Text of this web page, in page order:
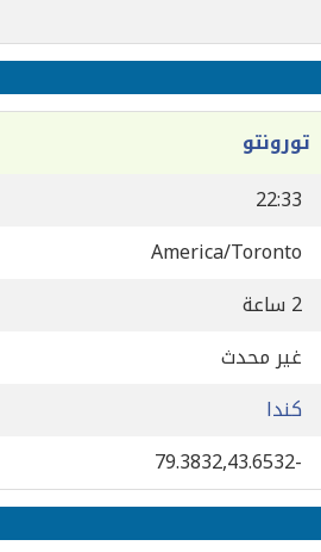
تورونتو
22:33
America/Toronto
2 ساعة
غير محدث
كندا
-79.3832,43.6532